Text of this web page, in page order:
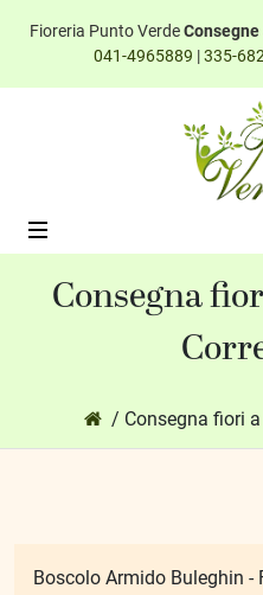
Fioreria Punto Verde
041-4965889 |335-
Consegna
/ Consegna fiori
Boscolo Armido Buleghin -